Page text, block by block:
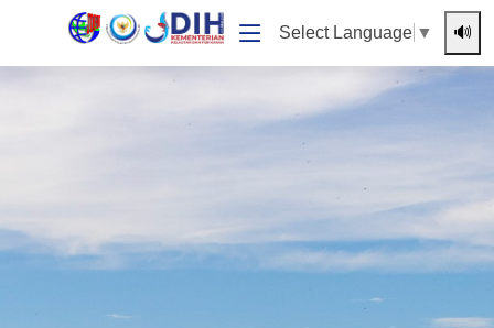
Select Language ▼ 🔊